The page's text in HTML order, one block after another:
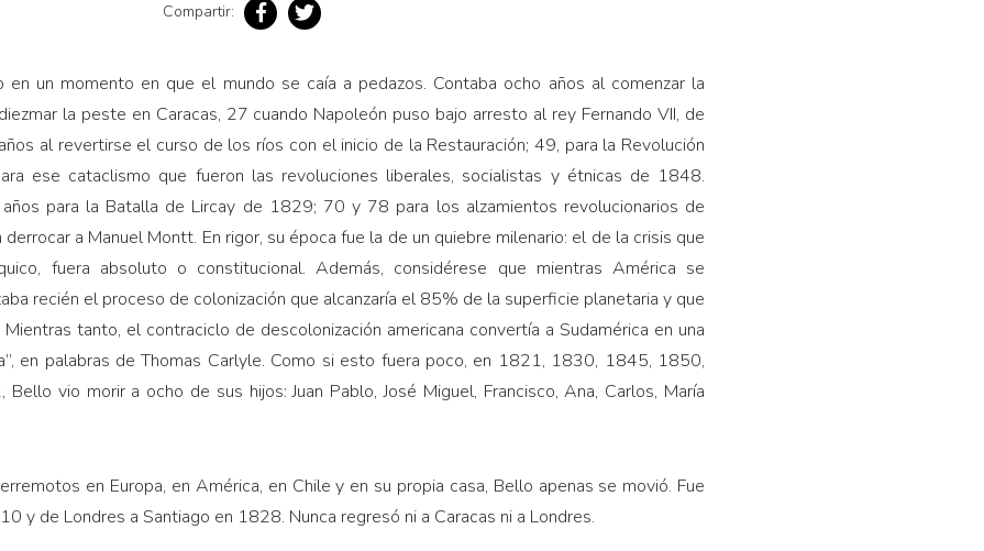
Compartir:
un momento en que el mundo se caía a pedazos. Contaba ocho años al comenzar la
la peste en Caracas, 27 cuando Napoleón puso bajo arresto al rey Fernando VII, de
al revertirse el curso de los ríos con el inicio de la Restauración; 49, para la Revolución
ese cataclismo que fueron las revoluciones liberales, socialistas y étnicas de 1848.
para la Batalla de Lircay de 1829; 70 y 78 para los alzamientos revolucionarios de
a Manuel Montt. En rigor, su época fue la de un quiebre milenario: el de la crisis que
fuera absoluto o constitucional. Además, considérese que mientras América se
recién el proceso de colonización que alcanzaría el 85% de la superficie planetaria y que
tanto, el contraciclo de descolonización americana convertía a Sudamérica en una
en palabras de Thomas Carlyle. Como si esto fuera poco, en 1821, 1830, 1845, 1850,
vio morir a ocho de sus hijos: Juan Pablo, José Miguel, Francisco, Ana, Carlos, María
en Europa, en América, en Chile y en su propia casa, Bello apenas se movió. Fue
y de Londres a Santiago en 1828. Nunca regresó ni a Caracas ni a Londres.